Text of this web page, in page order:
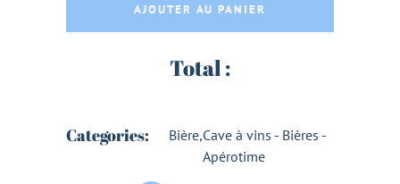
AJOUTER AU PANIER
Total :
Categories: Bière,Cave à vins - Bières -
Apérotime